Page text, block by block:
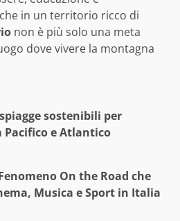
in un territorio ricco di
non è più solo una meta
dove vivere la montagna
sostenibili per
Pacifico e Atlantico
On the Road che
Musica e Sport in Italia